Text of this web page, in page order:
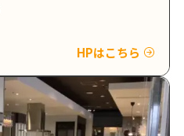
HPはこちら